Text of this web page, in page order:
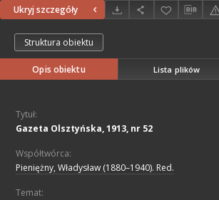
Ukryj szczegóły
Struktura obiektu
Opis obiektu Lista plików
Tytuł:
Gazeta Olsztyńska, 1913, nr 52
Współtwórca:
Pieniężny, Władysław (1880–1940). Red.
Temat: